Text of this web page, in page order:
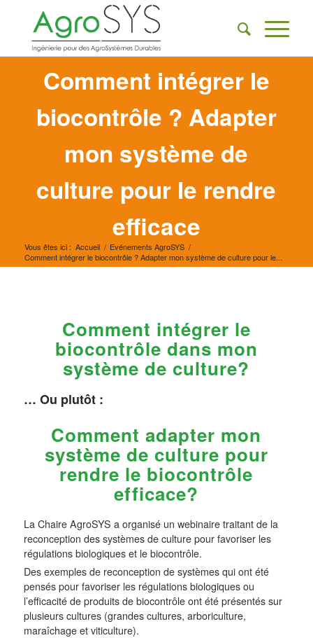
Comment intégrer le
biocontrôle ? Adapter
mon système de
culture pour le rendre
efficace
Vous êtes ici : Accueil / Evénements AgroSYS /
Comment intégrer le biocontrôle ? Adapter mon système de culture pour le...
Comment intégrer le
biocontrôle dans mon
système de culture?
… Ou plutôt :
Comment adapter mon
système de culture pour
rendre le biocontrôle
efficace?
La Chaire AgroSYS a organisé un webinaire traitant de la
reconception des systèmes de culture pour favoriser les
régulations biologiques et le biocontrôle.
Des exemples de reconception de systèmes qui ont été
pensés pour favoriser les régulations biologiques ou
l’efficacité de produits de biocontrôle ont été présentés sur
plusieurs cultures (grandes cultures, arboriculture,
maraîchage et viticulture).